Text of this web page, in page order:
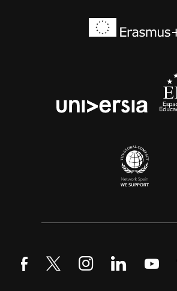
Síguenos en Facebook
Síguenos en Twitter
Síguenos enSíguenos en